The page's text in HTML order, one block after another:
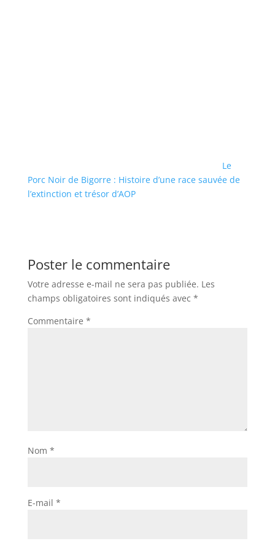
Le
Porc Noir de Bigorre : Histoire d’une race sauvée de
l’extinction et trésor d’AOP
Poster le commentaire
Votre adresse e-mail ne sera pas publiée. Les
champs obligatoires sont indiqués avec *
Commentaire *
Nom *
E-mail *